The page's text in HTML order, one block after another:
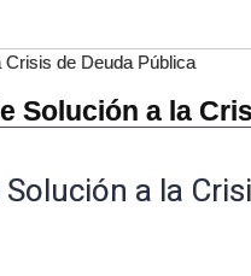
de Deuda Pública
Solución a la
a la